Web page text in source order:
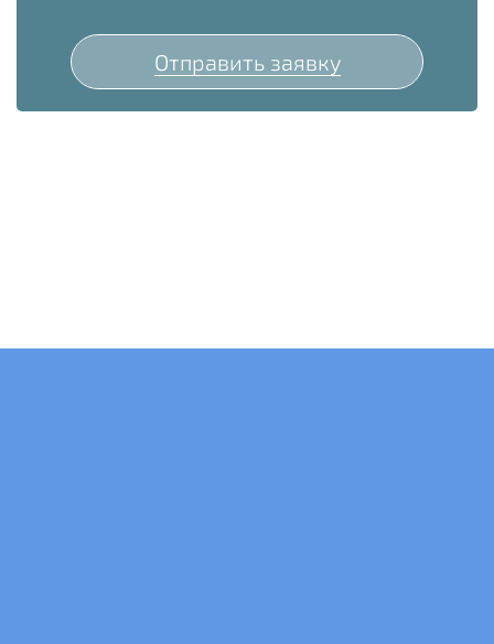
Отправить заявку